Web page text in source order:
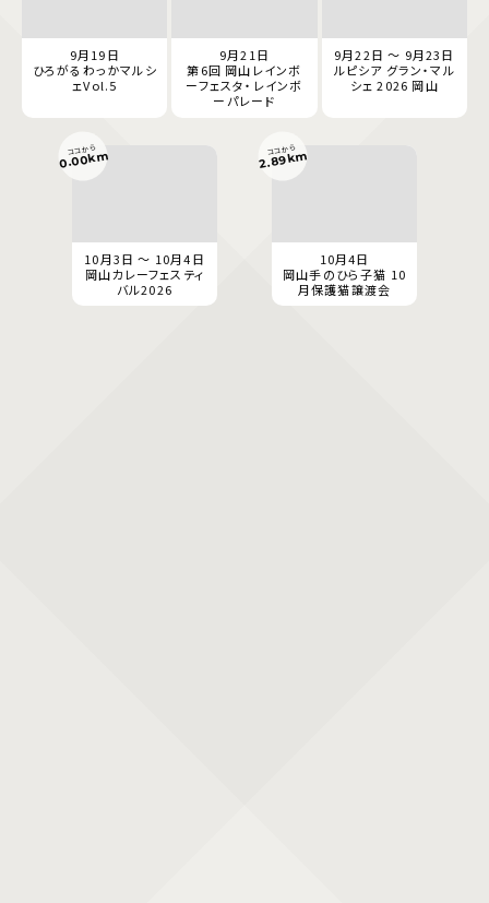
9月19日
ひろがるわっかマルシ
ェVol.5
9月21日
第6回 岡山レインボ
ーフェスタ・レインボ
ーパレード
9月22日 ～ 9月23日
ルピシア グラン・マル
シェ 2026 岡山
10月3日 ～ 10月4日
岡山カレーフェスティ
バル2026
ココから
0.00km
10月4日
岡山手のひら子猫 10
月保護猫譲渡会
ココから
2.89km